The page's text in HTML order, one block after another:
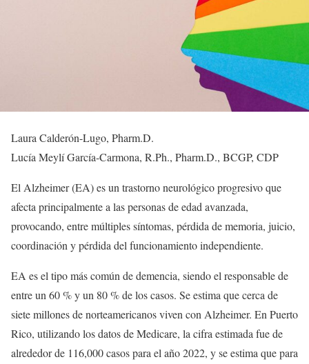
Laura Calderón-Lugo, Pharm.D.
Lucía Meylí García-Carmona, R.Ph., Pharm.D., BCGP, CDP
El Alzheimer (EA) es un trastorno neurológico progresivo que
afecta principalmente a las personas de edad avanzada,
provocando, entre múltiples síntomas, pérdida de memoria, juicio,
coordinación y pérdida del funcionamiento independiente.
EA es el tipo más común de demencia, siendo el responsable de
entre un 60 % y un 80 % de los casos. Se estima que cerca de
siete millones de norteamericanos viven con Alzheimer. En Puerto
Rico, utilizando los datos de Medicare, la cifra estimada fue de
alrededor de 116,000 casos para el año 2022, y se estima que para